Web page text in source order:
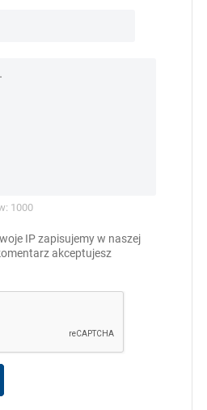
1000
IP zapisujemy w naszej
akceptujesz